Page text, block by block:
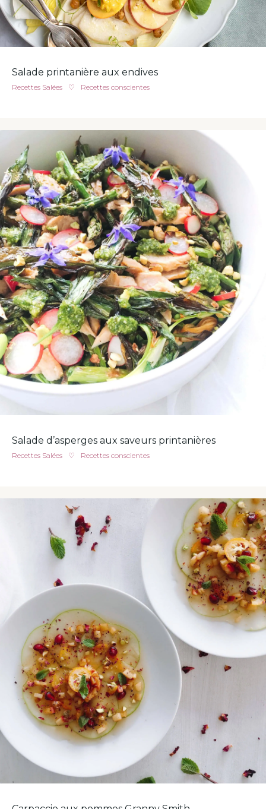
Salade printanière aux endives
Recettes Salées ♡ Recettes conscientes
Salade d’asperges aux saveurs printanières
Recettes Salées ♡ Recettes conscientes